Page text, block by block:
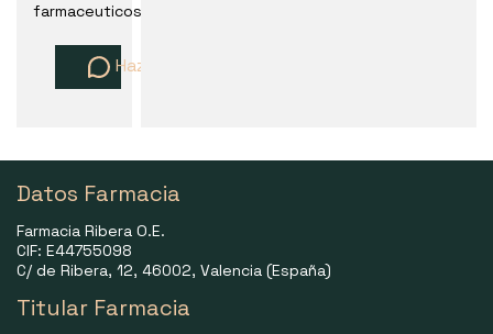
farmaceuticos
Haz una pregunta
Datos Farmacia
Farmacia Ribera O.E.
CIF: E44755098
C/ de Ribera, 12, 46002, Valencia (España)
Titular Farmacia